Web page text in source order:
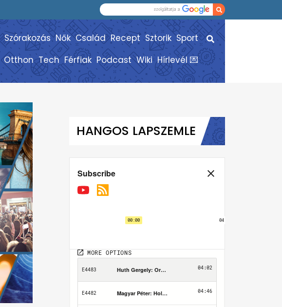
Szórakozás Nők Család Recept Sztorik Sport
Otthon Tech Férfiak Podcast Wiki Hírlevél 💌
HANGOS LAPSZEMLE